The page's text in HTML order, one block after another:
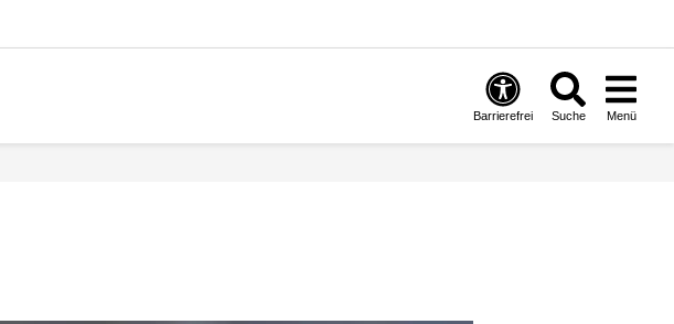
Barrierefrei Suche Menü